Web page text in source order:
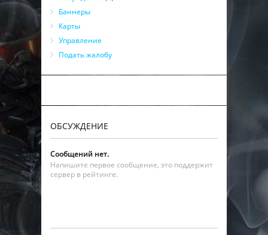
Баннеры
Карты
Управление
Подать жалобу
ОБСУЖДЕНИЕ
Сообщений нет.
Напишите первое сообщение, это поддержит
сервер в рейтинге.